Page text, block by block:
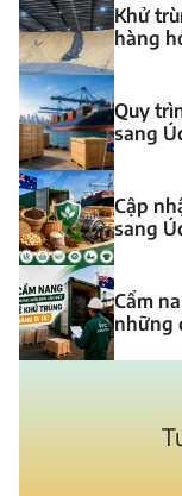
Khử
hàng
Quy
sang
Cập
sang
Cẩm
những